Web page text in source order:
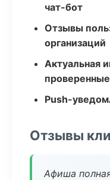
чат-бот
Отзывы
организаций
Актуальная
Push-
Отзывы
Афиша